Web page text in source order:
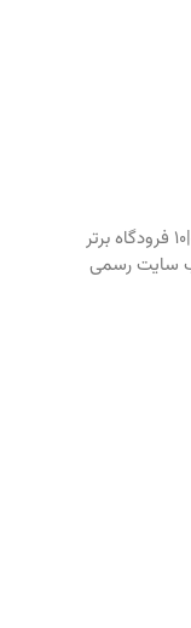
رحمان گشت|۱۰ فرودگاه برتر رحمان گشت|۱۰ فرودگاه برتر
سایت رسمی